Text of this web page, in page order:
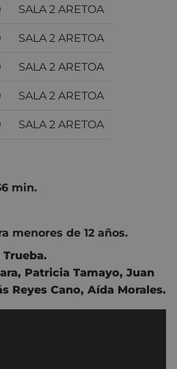
SALA 2 ARETOA
SALA 2 ARETOA
SALA 2 ARETOA
SALA 2 ARETOA
SALA 2 ARETOA
min.
menores de 12 años.
Patricia Tamayo, Juan
Reyes Cano, Aída Morales.